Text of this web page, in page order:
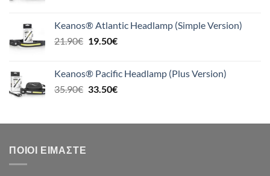
26.90€.είναι:
24.90€.
Keanos® Atlantic Headlamp (Simple Version)
21.90€ Original
21.90€.
19.50€Η
είναι:
19.50€.
Keanos® Pacific Headlamp (Plus Version)
35.90€ Original
35.90€.
33.50€Η
είναι:
ΠΟΙΟΙ ΕΊΜΑΣΤΕ